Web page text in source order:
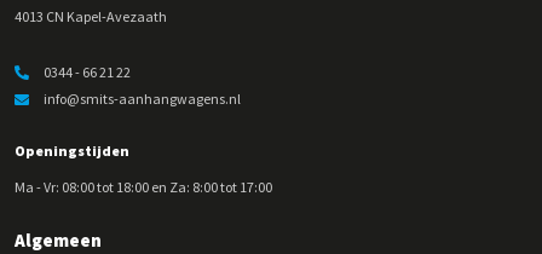
4013 CN Kapel-Avezaath
0344 - 66 21 22
info@smits-aanhangwagens.nl
Openingstijden
Ma - Vr: 08:00 tot 18:00 en Za: 8:00 tot 17:00
Algemeen